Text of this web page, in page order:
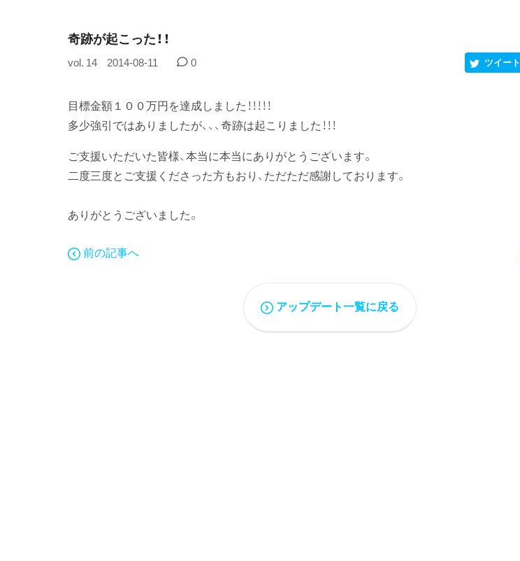
奇跡が起こった！！
vol. 14 2014-08-11 0 ツイート
目標金額１００万円を達成しました！！！！！
多少強引ではありましたが、、、奇跡は起こりました！！！
ご支援いただいた皆様、本当に本当にありがとうございます。
二度三度とご支援くださった方もおり、ただただ感謝しております。
ありがとうございました。
前の記事へ
アップデート一覧に戻る